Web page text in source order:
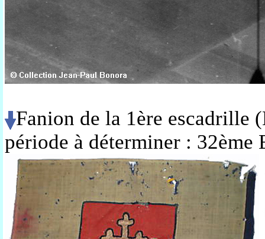
Fanion de la 1ère escadrille
période à déterminer : 32ème